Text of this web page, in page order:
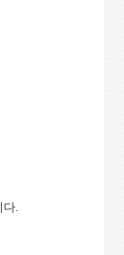
다.